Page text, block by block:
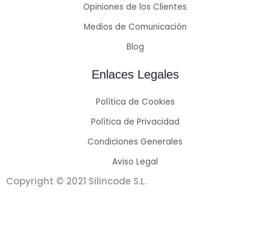
Opiniones de los Clientes
Medios de Comunicación
Blog
Enlaces Legales
Política de Cookies
Política de Privacidad
Condiciones Generales
Aviso Legal
Copyright © 2021 Silincode S.L.